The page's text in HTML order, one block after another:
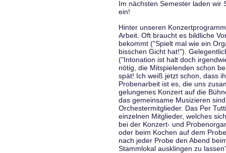
Im nächsten Semester laden wir
ein!
Hinter unseren
Arbeit. Oft braucht es bildliche
bekommt ("Spielt mal wie ein
bisschen Gicht hat!").
("Intonation ist halt doch
nötig, die Mitspielenden schon
spät! Ich weiß jetzt schon, dass
Probenarbeit ist es, die uns
gelungenes Konzert auf die
das gemeinsame Musizieren
Orchestermitglieder. Das Per
einzelnen Mitglieder, welches
bei der Konzert- und
oder beim Kochen auf dem
nach jeder Probe den Abend
Stammlokal ausklingen zu